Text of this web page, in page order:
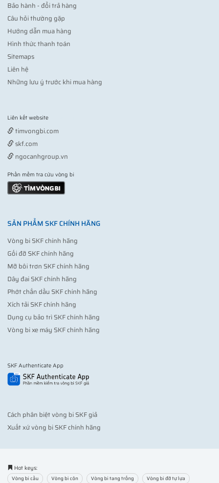
Bảo hành - đổi trả hàng
Câu hỏi thường gặp
Hướng dẫn mua hàng
Hình thức thanh toán
Sitemaps
Liên hệ
Những lưu ý trước khi mua hàng
Liên kết website
timvongbi.com
skf.com
ngocanhgroup.vn
Phần mềm tra cứu vòng bi
SẢN PHẨM SKF CHÍNH HÃNG
Vòng bi SKF chính hãng
Gối đỡ SKF chính hãng
Mỡ bôi trơn SKF chính hãng
Dây đai SKF chính hãng
Phớt chắn dầu SKF chính hãng
Xích tải SKF chính hãng
Dụng cụ bảo trì SKF chính hãng
Vòng bi xe máy SKF chính hãng
SKF Authenticate App
Cách phân biệt vòng bi SKF giả
Xuất xứ vòng bi SKF chính hãng
Hot keys:
Vòng bi cầu Vòng bi côn Vòng bi tang trống
Vòng bi đỡ tự lựa